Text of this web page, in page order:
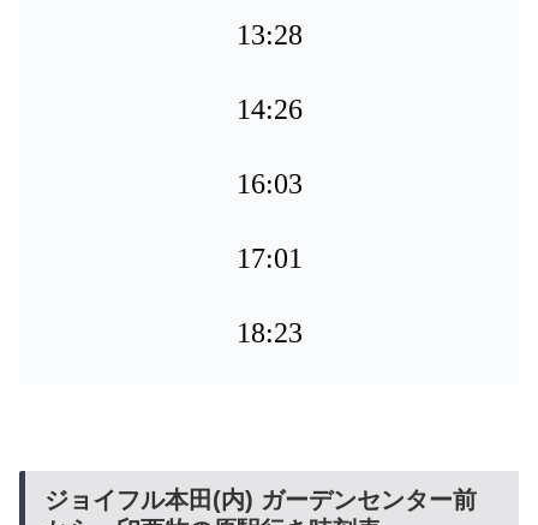
13:28
14:26
16:03
17:01
18:23
ジョイフル本田(内) ガーデンセンター前